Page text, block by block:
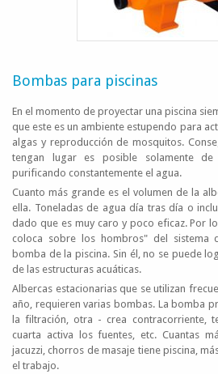
Bombas para piscinas
En el momento de proyectar una piscina
que este es un ambiente estupendo para
algas y reproducción de mosquitos.
tengan lugar es posible solamente
purificando constantemente el agua.
Cuanto más grande es el volumen de la
ella. Toneladas de agua día tras día o
dado que es muy caro y poco eficaz. Por
coloca sobre los hombros" del
bomba de la piscina. Sin él, no se puede
de las estructuras acuáticas.
Albercas estacionarias que se utilizan
año, requieren varias bombas. La bomba
la filtración, otra - crea contracorriente,
cuarta activa los fuentes, etc. Cuantas
jacuzzi, chorros de masaje tiene piscina,
el trabajo.